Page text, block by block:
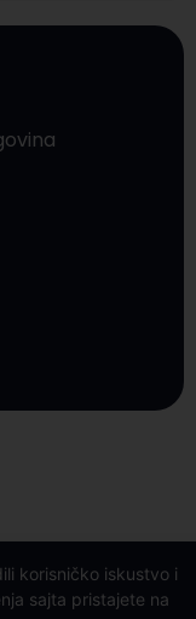
korisničko iskustvo i
sajta pristajete na